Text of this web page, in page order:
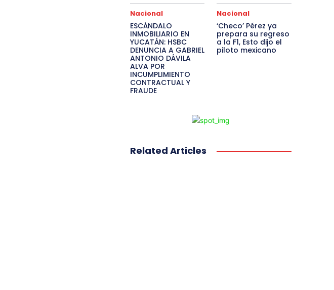
Nacional
ESCÁNDALO
INMOBILIARIO EN
YUCATÁN: HSBC
DENUNCIA A GABRIEL
ANTONIO DÁVILA
ALVA POR
INCUMPLIMIENTO
CONTRACTUAL Y
FRAUDE
Nacional
‘Checo’ Pérez ya
prepara su regreso
a la F1, Esto dijo el
piloto mexicano
Related Articles